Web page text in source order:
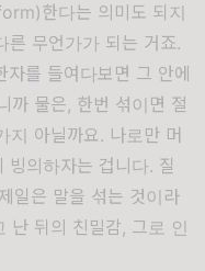
한다는 의미도 되지
른 무언가가 되는 거죠.
자를 들여다보면 그 안에
까 물은, 한번 섞이면 절
지 아닐까요. 나로만 머
의하자는 겁니다. 질
일은 말을 섞는 것이라
난 뒤의 친밀감, 그로 인